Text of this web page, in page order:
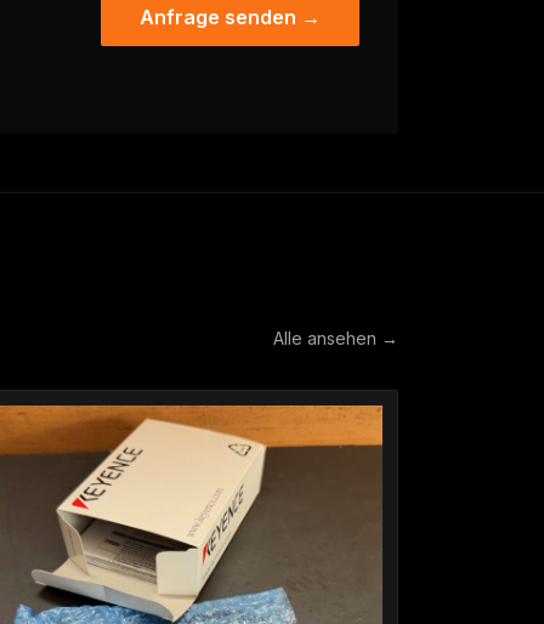
Anfrage senden →
Alle ansehen →